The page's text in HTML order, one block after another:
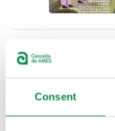
Consent
A veciñanza
do Camiño de
Imagen: